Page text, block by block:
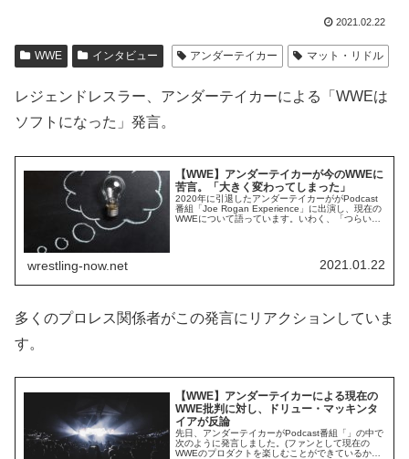
2021.02.22
WWE インタビュー アンダーテイカー マット・リドル
レジェンドレスラー、アンダーテイカーによる「WWEは
ソフトになった」発言。
【WWE】アンダーテイカーが今のWWEに
苦言。「大きく変わってしまった」
2020年に引退したアンダーテイカーががPodcast
番組「Joe Rogan Experience」に出演し、現在の
WWEについて語っています。いわく、「つらい」
わってしまったし、ちょっそソフトになったか
wrestling-now.net 2021.01.22
多くのプロレス関係者がこの発言にリアクションしていま
す。
【WWE】アンダーテイカーによる現在の
WWE批判に対し、ドリュー・マッキンタ
イアが反論
先日、アンダーテイカーがPodcast番組「」の中で
次のように発言しました。(ファンとして現在の
WWEのプロダクトを楽しむことができているか、